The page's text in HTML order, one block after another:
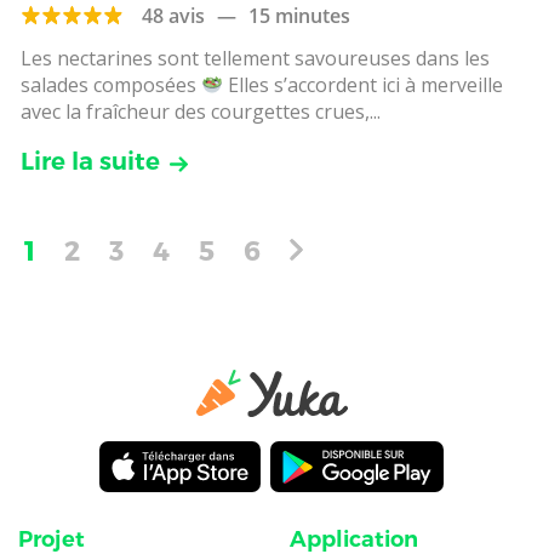
48 avis — 15 minutes
Les nectarines sont tellement savoureuses dans les
salades composées
Elles s’accordent ici à merveille
avec la fraîcheur des courgettes crues,...
Lire la suite
1 2 3 4 5 6
Projet Application